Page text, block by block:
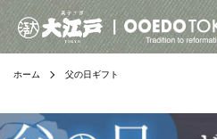
ホーム 父の日ギフト